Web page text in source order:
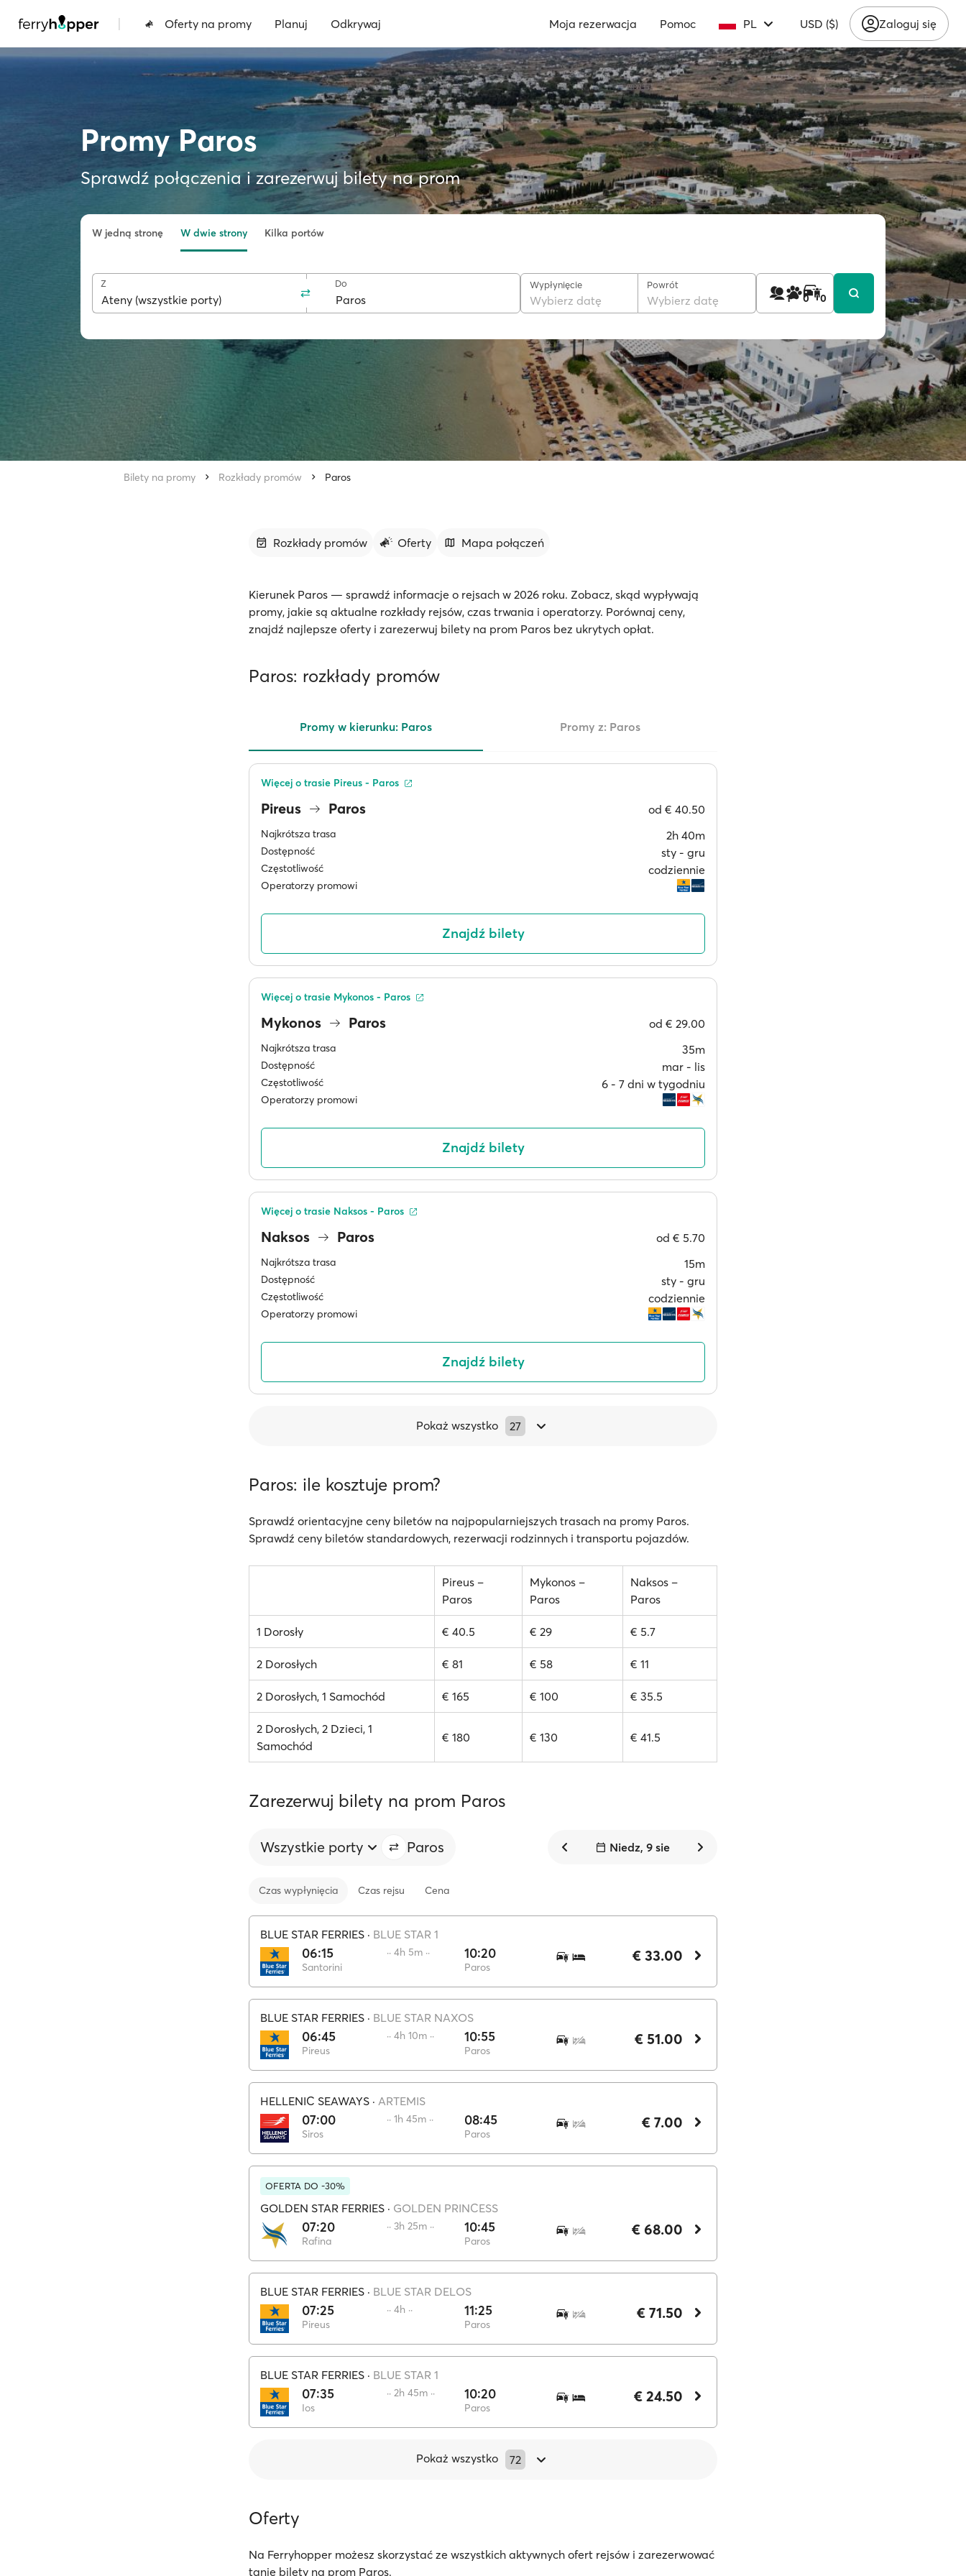
| Oferty na promy Planuj Odkrywaj Moja rezerwacja Pomoc PL USD ($) Zaloguj się
Promy Paros
Sprawdź połączenia i zarezerwuj bilety na prom
W jedną stronę W dwie strony Kilka portów
Z Do Wypłynięcie
Wybierz datę
Powrót
Wybierz datę 1 0 0
Bilety na promy Rozkłady promów Paros
Rozkłady promów Oferty Mapa połączeń
Kierunek Paros — sprawdź informacje o rejsach w 2026 roku. Zobacz, skąd wypływają
promy, jakie są aktualne rozkłady rejsów, czas trwania i operatorzy. Porównaj ceny,
znajdź najlepsze oferty i zarezerwuj bilety na prom Paros bez ukrytych opłat.
Paros: rozkłady promów
Promy w kierunku: Paros Promy z: Paros
Pireus Paros od € 40.50
Najkrótsza trasa 2h 40m
Dostępność sty ‐ gru
Częstotliwość codziennie
Operatorzy promowi
Więcej o trasie Pireus - Paros
Znajdź bilety
Mykonos Paros od € 29.00
Najkrótsza trasa 35m
Dostępność mar ‐ lis
Częstotliwość 6 ‐ 7 dni w tygodniu
Operatorzy promowi
Więcej o trasie Mykonos - Paros
Znajdź bilety
Naksos Paros od € 5.70
Najkrótsza trasa 15m
Dostępność sty ‐ gru
Częstotliwość codziennie
Operatorzy promowi
Więcej o trasie Naksos - Paros
Znajdź bilety
Pokaż wszystko 27
Paros: ile kosztuje prom?
Sprawdź orientacyjne ceny biletów na najpopularniejszych trasach na promy Paros.
Sprawdź ceny biletów standardowych, rezerwacji rodzinnych i transportu pojazdów.
Pireus –
Paros
Mykonos –
Paros
Naksos –
Paros
1 Dorosły € 40.5 € 29 € 5.7
2 Dorosłych € 81 € 58 € 11
2 Dorosłych, 1 Samochód € 165 € 100 € 35.5
2 Dorosłych, 2 Dzieci, 1
Samochód
€ 180 € 130 € 41.5
Zarezerwuj bilety na prom Paros
Wszystkie porty Paros Niedz, 9 sie
Czas wypłynięcia Czas rejsu Cena
BLUE STAR FERRIES · BLUE STAR 1
06:15
Santorini
·· 4h 5m ·· 10:20
Paros
€ 33.00
BLUE STAR FERRIES · BLUE STAR NAXOS
06:45
Pireus
·· 4h 10m ·· 10:55
Paros
€ 51.00
HELLENIC SEAWAYS · ARTEMIS
07:00
Siros
·· 1h 45m ·· 08:45
Paros
€ 7.00
OFERTA DO -30%
GOLDEN STAR FERRIES · GOLDEN PRINCESS
07:20
Rafina
·· 3h 25m ·· 10:45
Paros
€ 68.00
BLUE STAR FERRIES · BLUE STAR DELOS
07:25
Pireus
·· 4h ·· 11:25
Paros
€ 71.50
BLUE STAR FERRIES · BLUE STAR 1
07:35
Ios
·· 2h 45m ·· 10:20
Paros
€ 24.50
Pokaż wszystko 72
Oferty
Na Ferryhopper możesz skorzystać ze wszystkich aktywnych ofert rejsów i zarezerwować
tanie bilety na prom Paros.